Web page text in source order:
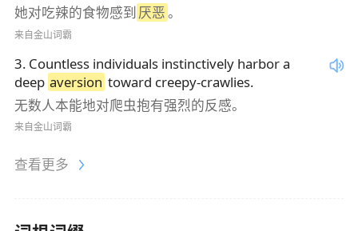
她对吃辣的食物感到厌恶。
来自金山词霸
3. Countless individuals instinctively harbor a
deep aversion toward creepy-crawlies.
无数人本能地对爬虫抱有强烈的反感。
来自金山词霸
查看更多